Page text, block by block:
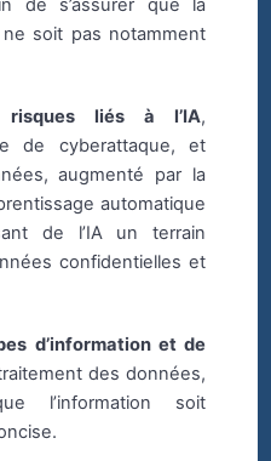
de s’assurer que la
soit pas notamment
risques liés à l’IA,
de cyberattaque, et
augmenté par la
automatique
de l’IA un terrain
confidentielles et
d’information et de
des données,
l’information soit